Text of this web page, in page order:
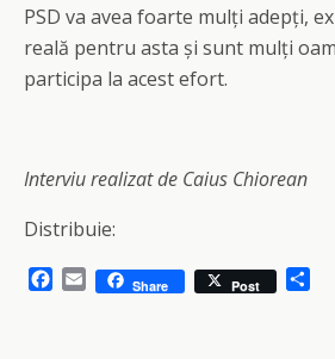
PSD va avea foarte mulți adepți,
reală pentru asta și sunt mulți
participa la acest efort.
Interviu realizat de Caius Chiorean
Distribuie:
E
Share Post